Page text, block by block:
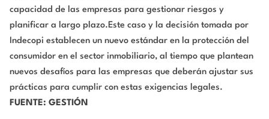
capacidad de las empresas para gestionar riesgos y
planificar a largo plazo.Este caso y la decisión tomada por
Indecopi establecen un nuevo estándar en la protección del
consumidor en el sector inmobiliario, al tiempo que plantean
nuevos desafíos para las empresas que deberán ajustar sus
prácticas para cumplir con estas exigencias legales.
FUENTE: GESTIÓN